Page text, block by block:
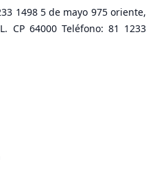
1498 5 de mayo 975 oriente,
CP 64000 Teléfono: 81 1233